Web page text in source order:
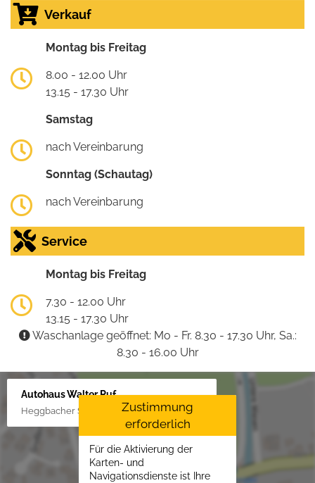
Verkauf
Montag bis Freitag
8.00 - 12.00 Uhr
13.15 - 17.30 Uhr
Samstag
nach Vereinbarung
Sonntag (Schautag)
nach Vereinbarung
Service
Montag bis Freitag
7.30 - 12.00 Uhr
13.15 - 17.30 Uhr
Waschanlage geöffnet: Mo - Fr. 8.30 - 17.30 Uhr, Sa.:
8.30 - 16.00 Uhr
Autohaus Walter Ruf
Heggbacher Straße 25, 88477 Schönebürg
Zustimmung
erforderlich
Für die Aktivierung der
Karten- und
Navigationsdienste ist Ihre